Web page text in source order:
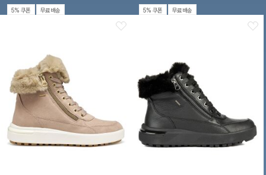
5% 쿠폰 무료배송 5% 쿠폰 무료배송